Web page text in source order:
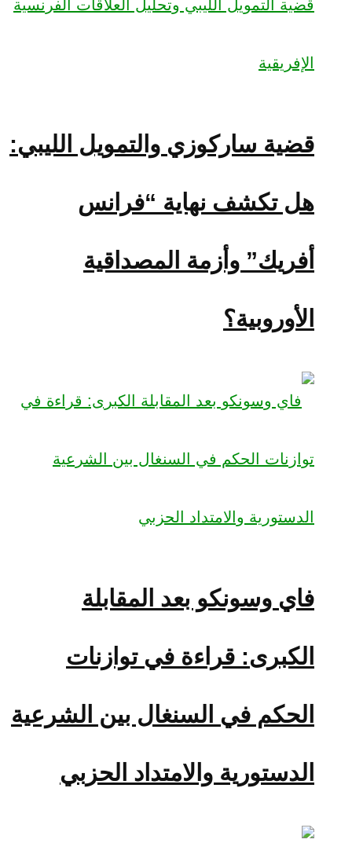
قضية ساركوزي والتمويل الليبي:
هل تكشف نهاية “فرانس
أفريك” وأزمة المصداقية
الأوروبية؟
فاي وسونكو بعد المقابلة
الكبرى: قراءة في توازنات
الحكم في السنغال بين الشرعية
الدستورية والامتداد الحزبي